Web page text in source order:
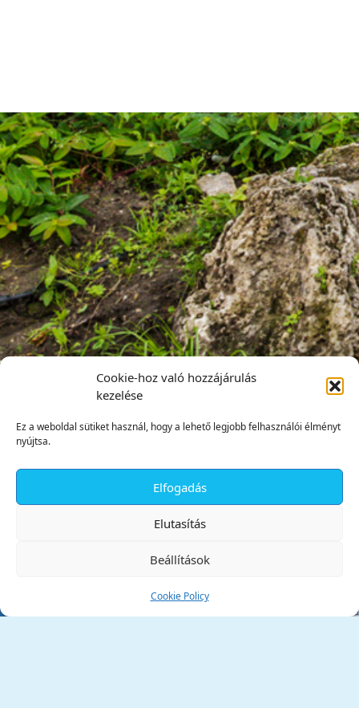
Cookie-hoz való hozzájárulás
kezelése
Ez a weboldal sütiket használ, hogy a lehető legjobb felhasználói élményt
nyújtsa.
Elfogadás
Elutasítás
Beállítások
Cookie Policy
Tata Város Önkormányzata
✕